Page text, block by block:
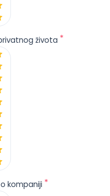
života *
kompaniji *